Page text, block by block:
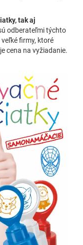
tak aj
odberateľmi týchto
firmy, ktoré
cena na vyžiadanie.